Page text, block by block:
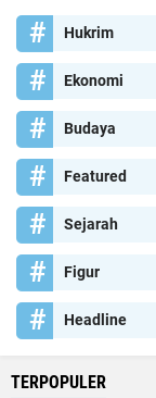
Hukrim
Ekonomi
Budaya
Featured
Sejarah
Figur
Headline
TERPOPULER